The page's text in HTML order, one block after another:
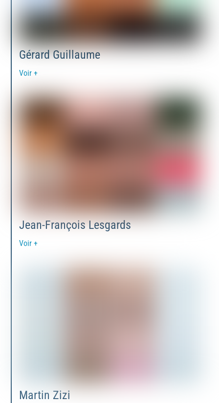
Gérard Guillaume
Voir +
Jean-François Lesgards
Voir +
Martin Zizi